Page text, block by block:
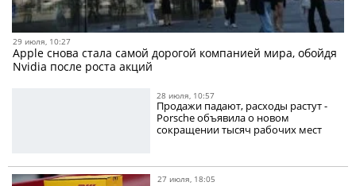
29 июля, 10:27
Apple снова стала самой дорогой компанией мира, обойдя
Nvidia после роста акций
28 июля, 10:57
Продажи падают, расходы растут -
Porsche объявила о новом
сокращении тысяч рабочих мест
27 июля, 18:05